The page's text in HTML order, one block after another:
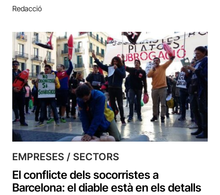
Redacció
EMPRESES / SECTORS
El conflicte dels socorristes a
Barcelona: el diable està en els detalls